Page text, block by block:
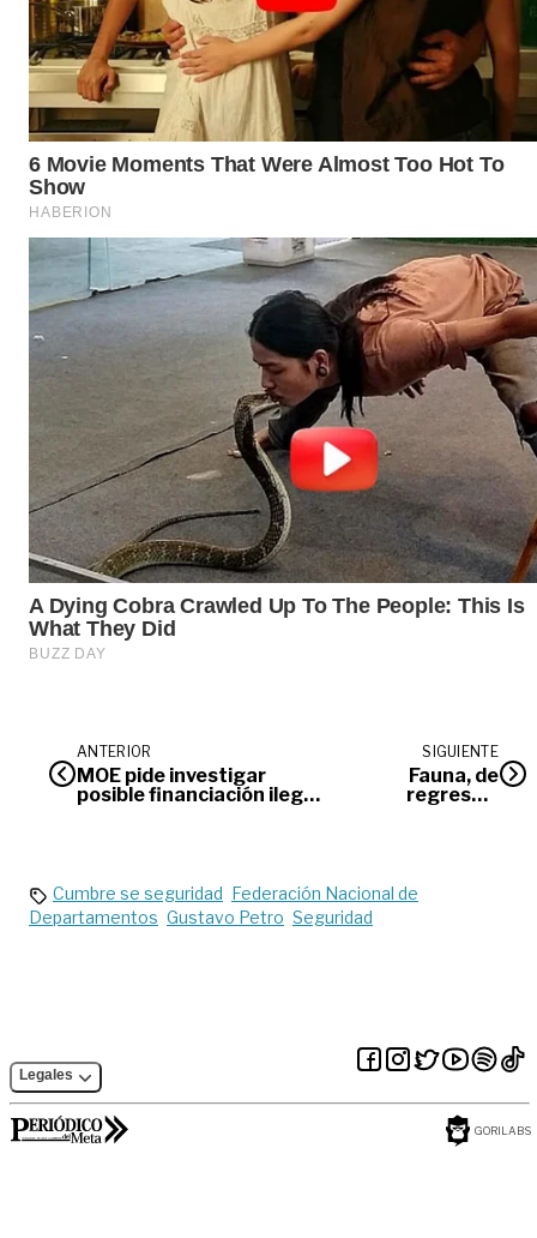
ANTERIOR
MOE pide investigar
posible financiación ilegal
SIGUIENTE
Fauna, de
regreso a
Cumbre se seguridad Federación Nacional de
Departamentos Gustavo Petro Seguridad
Legales
GORILABS